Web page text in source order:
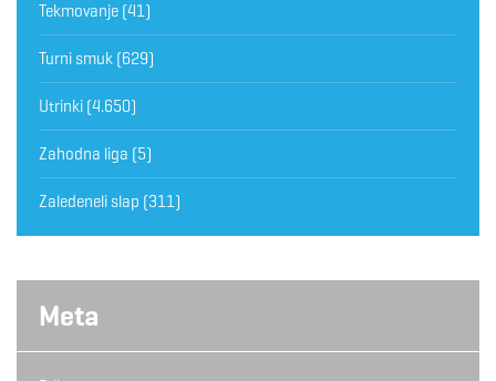
Tekmovanje (41)
Turni smuk (629)
Utrinki (4.650)
Zahodna liga (5)
Zaledeneli slap (311)
Meta